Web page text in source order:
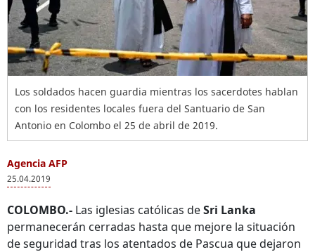
Los soldados hacen guardia mientras los sacerdotes hablan
con los residentes locales fuera del Santuario de San
Antonio en Colombo el 25 de abril de 2019.
Agencia AFP
25.04.2019
COLOMBO.- Las iglesias católicas deSri Lanka
permanecerán cerradas hasta que mejore la situación
de seguridad tras los atentados de Pascua que dejaron